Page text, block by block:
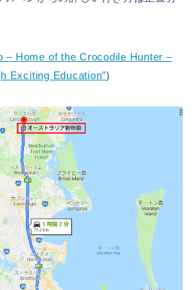
– Home of the Crocodile Hunter –
Exciting Education”)